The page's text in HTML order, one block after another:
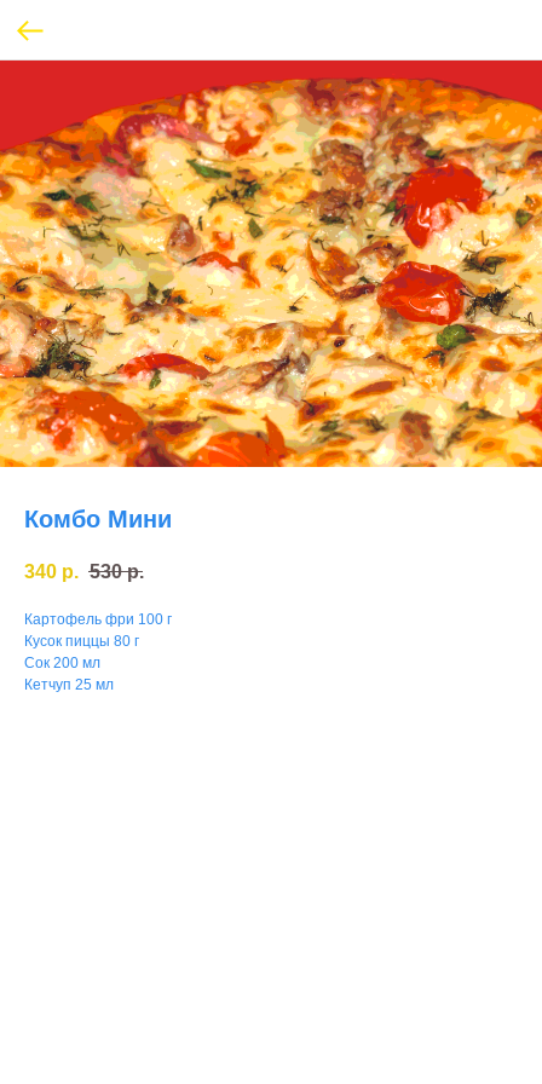
Комбо Мини
340 р. 530 р.
Картофель фри 100 г
Кусок пиццы 80 г
Сок 200 мл
Кетчуп 25 мл